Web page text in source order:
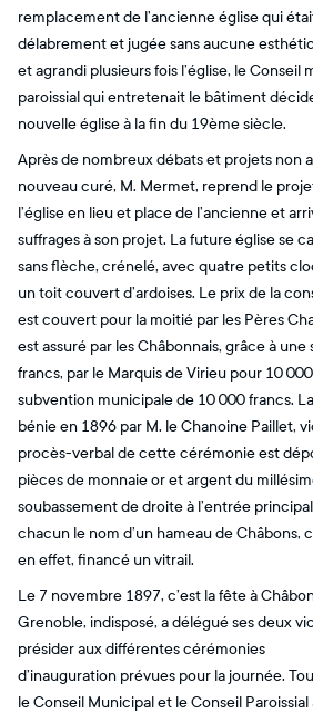
remplacement de l’ancienne église qui
délabrement et jugée sans aucune
et agrandi plusieurs fois l’église, le Conseil
paroissial qui entretenait le bâtiment
nouvelle église à la fin du 19ème siècle.
Après de nombreux débats et projets non
nouveau curé, M. Mermet, reprend le
l’église en lieu et place de l’ancienne et
suffrages à son projet. La future église se
sans flèche, crénelé, avec quatre petits
un toit couvert d’ardoises. Le prix de la
est couvert pour la moitié par les Pères
est assuré par les Châbonnais, grâce à
francs, par le Marquis de Virieu pour 10
subvention municipale de 10 000 francs.
bénie en 1896 par M. le Chanoine Paillet,
procès-verbal de cette cérémonie est
pièces de monnaie or et argent du
soubassement de droite à l’entrée
chacun le nom d’un hameau de Châbons,
en effet, financé un vitrail.
Le 7 novembre 1897, c’est la fête à
Grenoble, indisposé, a délégué ses deux
présider aux différentes cérémonies
d’inauguration prévues pour la journée.
le Conseil Municipal et le Conseil